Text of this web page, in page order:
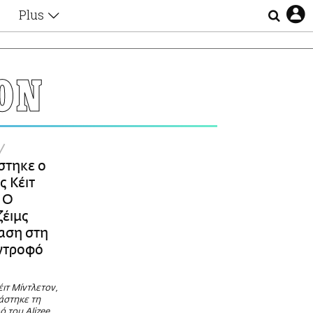
Plus
Αφιερώματα
Ζώδια
Απώλειες
Lgbtqi+
ο
Κέιτ
Ο
στη
Μίντλετον,
τη